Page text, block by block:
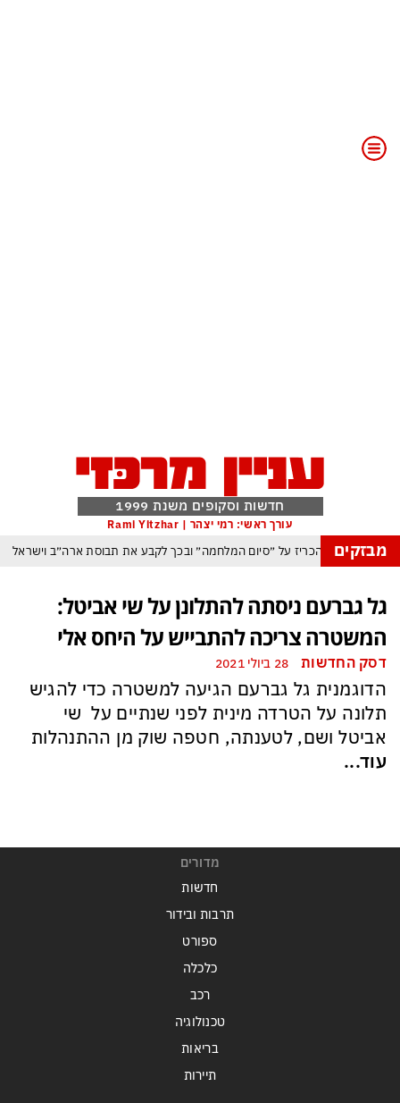
חדשות וסקופים משנת 1999
עורך ראשי: רמי יצהר | Rami Yitzhar
מבזקים
וטראמפ שוקל להכריז על ״סיום המלחמה״ ובכך לקבע את תבוסת ארה״ב וישראל
בן סלמן ופקיסטן נחתמה בקריאה לעולם המוסלמי כולו להתאחד נגד ישראל
משבר האקלים הפך איום ממשי מיידי על מיליארדי בני אדם
משבר האקלים הגיע עד לכור הגרעיני – והונגריה קיבלה הצצה מפחידה לעתיד
הגרעינית חותמות על הסכם הגנה המשנה מהיסוד את מאזן הכוחות באזורנו
חסר החשיבות מדגישה את התגברות החוליגניזם הפראי בכדורגל הישראלי
גל גברעם ניסתה להתלונן על שי אביטל:
המשטרה צריכה להתבייש על היחס אלי
דסק החדשות
הדוגמנית גל גברעם הגיעה למשטרה כדי להגיש
תלונה על הטרדה מינית לפני שנתיים על שי
אביטל ושם, לטענתה, חטפה שוק מן ההתנהלות
עוד...
מדורים
חדשות
תרבות ובידור
ספורט
כלכלה
רכב
טכנולוגיה
בריאות
תיירות